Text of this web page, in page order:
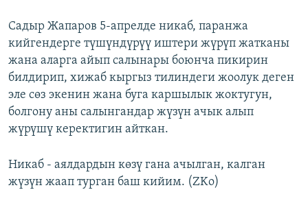
Садыр Жапаров 5-апрелде никаб, паранжа
кийгендерге түшүндүрүү иштери жүрүп жатканы
жана аларга айып салынары боюнча пикирин
билдирип, хижаб кыргыз тилиндеги жоолук деген
эле сөз экенин жана буга каршылык жоктугун,
болгону аны салынгандар жүзүн ачык алып
жүрүшү керектигин айткан.
Никаб - аялдардын көзү гана ачылган, калган
жүзүн жаап турган баш кийим. (ZKo)